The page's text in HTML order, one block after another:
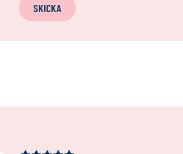
SKICKA